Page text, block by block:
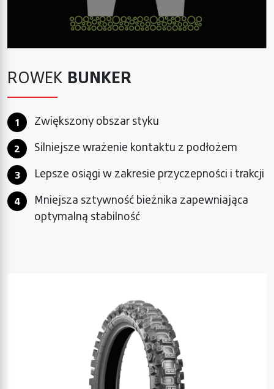
ROWEK BUNKER
Zwiększony obszar styku
Silniejsze wrażenie kontaktu z podłożem
Lepsze osiągi w zakresie przyczepności i trakcji
Mniejsza sztywność bieżnika zapewniająca
optymalną stabilność